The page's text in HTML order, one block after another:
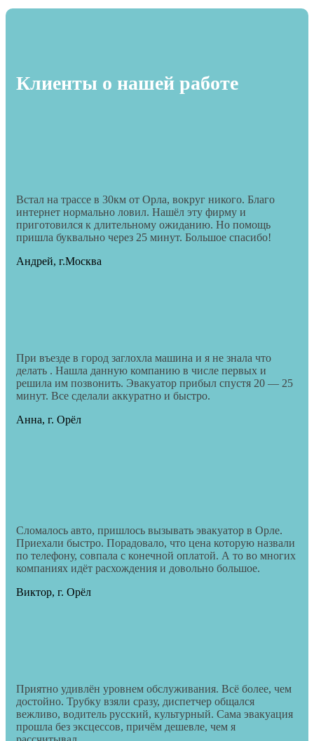
Клиенты о нашей работе
Встал на трассе в 30км от Орла, вокруг никого. Благо
интернет нормально ловил. Нашёл эту фирму и
приготовился к длительному ожиданию. Но помощь
пришла буквально через 25 минут. Большое спасибо!
Андрей, г.Москва
При въезде в город заглохла машина и я не знала что
делать . Нашла данную компанию в числе первых и
решила им позвонить. Эвакуатор прибыл спустя 20 — 25
минут. Все сделали аккуратно и быстро.
Анна, г. Орёл
Сломалось авто, пришлось вызывать эвакуатор в Орле.
Приехали быстро. Порадовало, что цена которую назвали
по телефону, совпала с конечной оплатой. А то во многих
компаниях идёт расхождения и довольно большое.
Виктор, г. Орёл
Приятно удивлён уровнем обслуживания. Всё более, чем
достойно. Трубку взяли сразу, диспетчер общался
вежливо, водитель русский, культурный. Сама эвакуация
прошла без эксцессов, причём дешевле, чем я